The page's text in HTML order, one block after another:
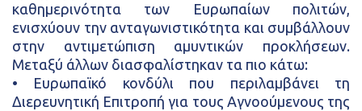
καθημερινότητα των Ευρωπαίων πολιτών,
ενισχύουν την ανταγωνιστικότητα και συμβάλλουν
στην αντιμετώπιση αμυντικών προκλήσεων.
Μεταξύ άλλων διασφαλίστηκαν τα πιο κάτω:
•
Ευρωπαϊκό κονδύλι που περιλαμβάνει τη
Διερευνητική Επιτροπή για τους Αγνοούμενους της